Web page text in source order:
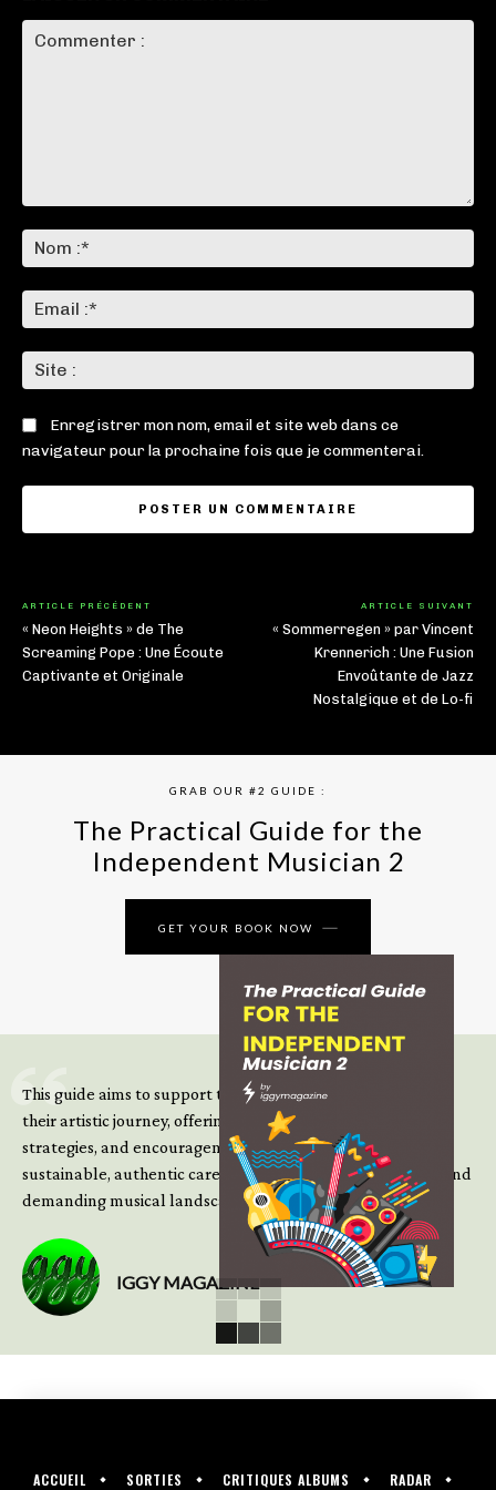
:*
:*
:
Enregistrer mon nom, email et site web dans ce
navigateur pour la prochaine fois que je commenterai.
ARTICLE PRÉCÉDENT
« Neon Heights » de The
Screaming Pope : Une Écoute
Captivante et Originale
ARTICLE SUIVANT
« Sommerregen » par Vincent
Krennerich : Une Fusion
Envoûtante de Jazz
Nostalgique et de Lo-fi
GRAB OUR #2 GUIDE :
The Practical Guide for the
Independent Musician 2
GET YOUR BOOK NOW
This guide aims to support those climbing the next steps of
their artistic journey, offering practical insight, updated
strategies, and encouragement to continue building
sustainable, authentic careers in an increasingly complex and
demanding musical landscape.
IGGY MAGAZINE
ACCUEIL SORTIES CRITIQUES ALBUMS RADAR